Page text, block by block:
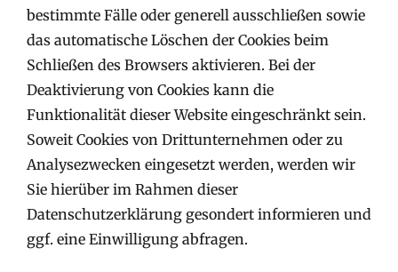
bestimmte Fälle oder generell ausschließen sowie
das automatische Löschen der Cookies beim
Schließen des Browsers aktivieren. Bei der
Deaktivierung von Cookies kann die
Funktionalität dieser Website eingeschränkt sein.
Soweit Cookies von Drittunternehmen oder zu
Analysezwecken eingesetzt werden, werden wir
Sie hierüber im Rahmen dieser
Datenschutzerklärung gesondert informieren und
ggf. eine Einwilligung abfragen.